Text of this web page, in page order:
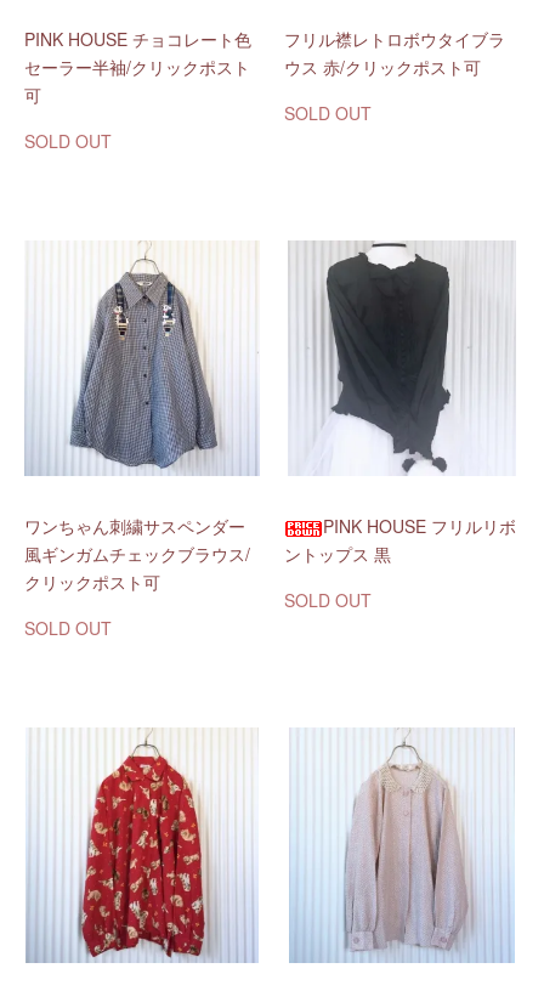
PINK HOUSE チョコレート色
セーラー半袖/クリックポスト
可
SOLD OUT
フリル襟レトロボウタイブラ
ウス 赤/クリックポスト可
SOLD OUT
ワンちゃん刺繍サスペンダー
風ギンガムチェックブラウス/
クリックポスト可
SOLD OUT
PINK HOUSE フリルリボ
ントップス 黒
SOLD OUT